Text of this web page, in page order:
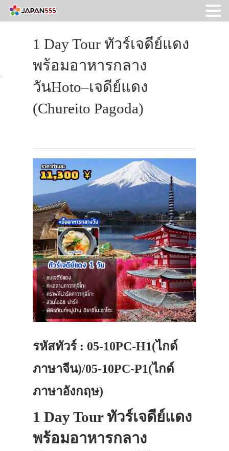
1 Day Tour ทัวร์เจดีย์แดง
พร้อมอาหารกลาง
วันHoto–เจดีย์แดง
(Chureito Pagoda)
รหัสทัวร์ : 05-10PC-H1(ไกด์
ภาษาจีน)/05-10PC-P1(ไกด์
ภาษาอังกฤษ)
1 Day Tour ทัวร์เจดีย์แดง
พร้อมอาหารกลาง